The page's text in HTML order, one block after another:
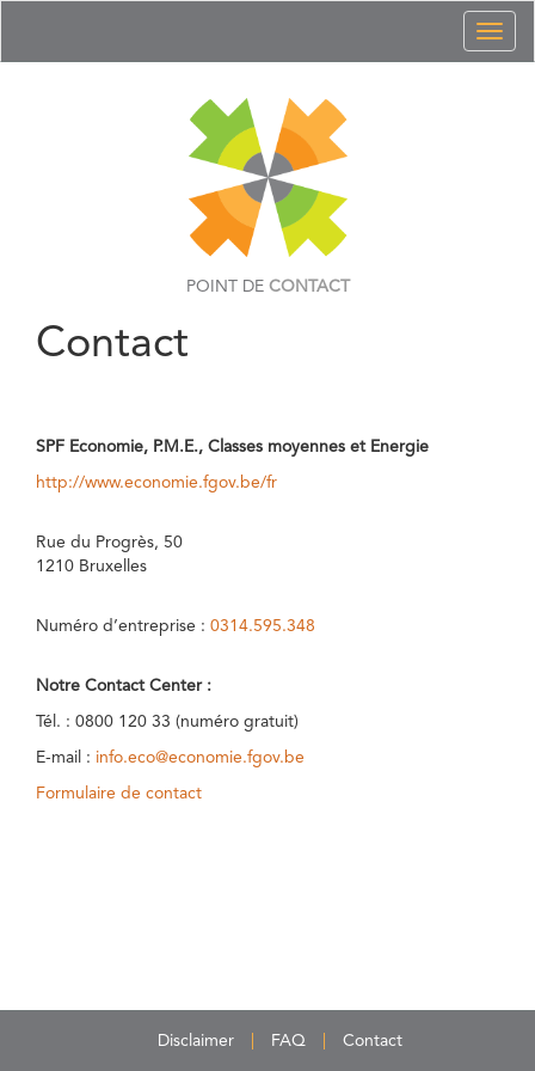
POINT DE CONTACT
Contact
SPF Economie, P.M.E., Classes moyennes et Energie
http://www.economie.fgov.be/fr
Rue du Progrès, 50
1210 Bruxelles
Numéro d’entreprise : 0314.595.348
Notre Contact Center :
Tél. : 0800 120 33 (numéro gratuit)
E-mail : info.eco@economie.fgov.be
Formulaire de contact
Disclaimer FAQ Contact